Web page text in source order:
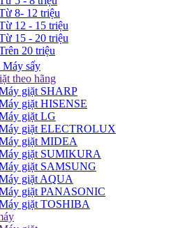
8- 12 triệu
12 - 15 triệu
15 - 20 triệu
20 triệu
sấy
theo hãng
giặt SHARP
giặt HISENSE
giặt LG
giặt ELECTROLUX
giặt MIDEA
giặt SUMIKURA
giặt SAMSUNG
giặt AQUA
giặt PANASONIC
giặt TOSHIBA